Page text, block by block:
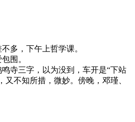
多，下午上哲学课。
围。
寺三字，以为没到，车开是“下站
不知所措，微妙。傍晚，邓瑾、